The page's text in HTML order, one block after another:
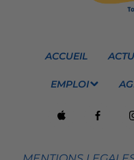
ACCUEIL
EMPLOI